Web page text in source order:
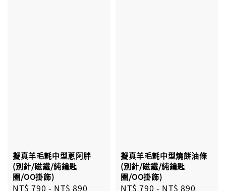
擬真羊毛氈中型蔥阿胖
(別針/磁鐵/純鑰匙
圈/OO掛飾)
Regular
NT$ 790 - NT$ 890
擬真羊毛氈中型燒餅油條
(別針/磁鐵/純鑰匙
圈/OO掛飾)
Regular
NT$ 790 - NT$ 890